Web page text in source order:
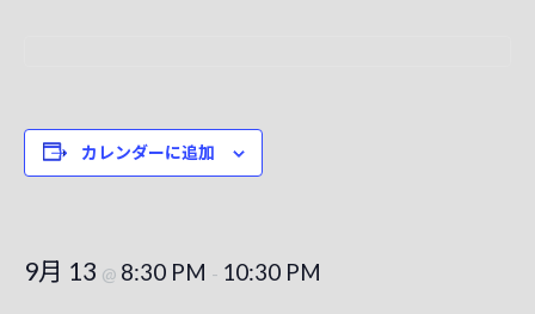
カレンダーに追加
9月 13 @ 8:30 PM - 10:30 PM